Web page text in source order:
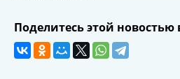
Поделитесь этой новостью